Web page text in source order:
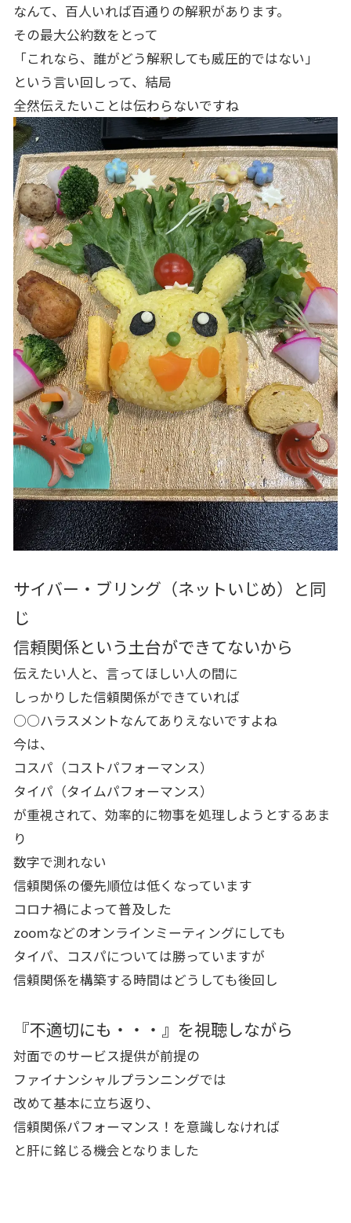
なんて、百人いれば百通りの解釈があります。
その最大公約数をとって
「これなら、誰がどう解釈しても威圧的ではない」
という言い回しって、結局
全然伝えたいことは伝わらないですね
サイバー・ブリング（ネットいじめ）と同
じ
信頼関係という土台ができてないから
伝えたい人と、言ってほしい人の間に
しっかりした信頼関係ができていれば
○○ハラスメントなんてありえないですよね
今は、
コスパ（コストパフォーマンス）
タイパ（タイムパフォーマンス）
が重視されて、効率的に物事を処理しようとするあま
り
数字で測れない
信頼関係の優先順位は低くなっています
コロナ禍によって普及した
zoomなどのオンラインミーティングにしても
タイパ、コスパについては勝っていますが
信頼関係を構築する時間はどうしても後回し
『不適切にも・・・』を視聴しながら
対面でのサービス提供が前提の
ファイナンシャルプランニングでは
改めて基本に立ち返り、
信頼関係パフォーマンス！を意識しなければ
と肝に銘じる機会となりました